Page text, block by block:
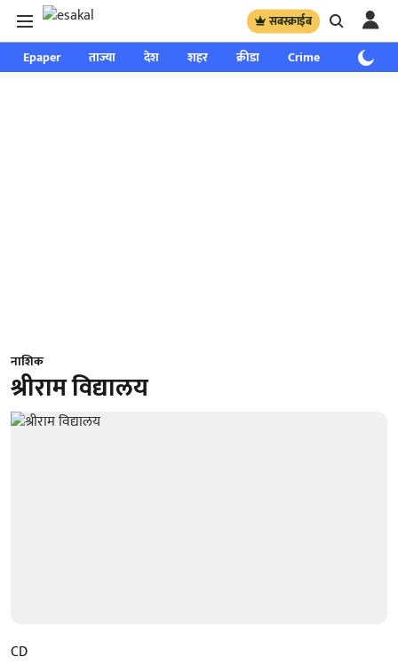
सबस्क्राईब
Epaper ताज्या देश शहर क्रीडा Crime साप्ताहिक
नाशिक
श्रीराम विद्यालय
CD